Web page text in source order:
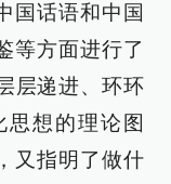
国话语和中国
等方面进行了
层递进、环环
想的理论图
又指明了做什